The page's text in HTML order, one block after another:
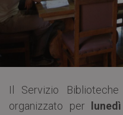
Il Servizio
organizzato per